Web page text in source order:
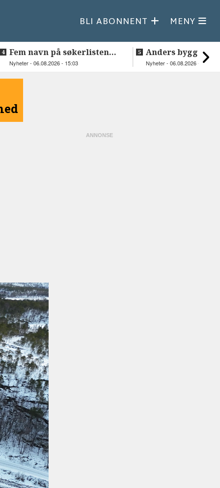
BLI ABONNENT MENY
Fem navn på søkerlisten
til toppjobben i
Nyheter - 06.08.2026 - 15:03
Anders bygger
teknologiselskap
Nyheter - 06.08.2026 - 13:30